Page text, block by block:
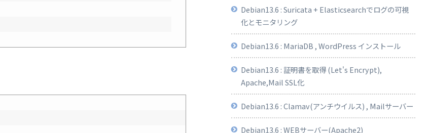
Debian13.6 : Suricata + Elasticsearchでログの可視
化とモニタリング
Debian13.6 : MariaDB , WordPress インストール
Debian13.6 : 証明書を取得 (Let's Encrypt),
Apache,Mail SSL化
Debian13.6 : Clamav(アンチウイルス) , Mailサーバー
Debian13.6 : WEBサーバー(Apache2)